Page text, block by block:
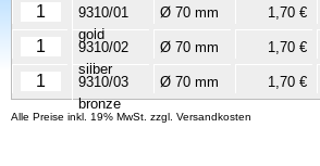
9310/01
gold
Ø 70 mm 1,70 €
9310/02
silber
Ø 70 mm 1,70 €
9310/03
bronze
Ø 70 mm 1,70 €
Alle Preise inkl. 19% MwSt. zzgl. Versandkosten